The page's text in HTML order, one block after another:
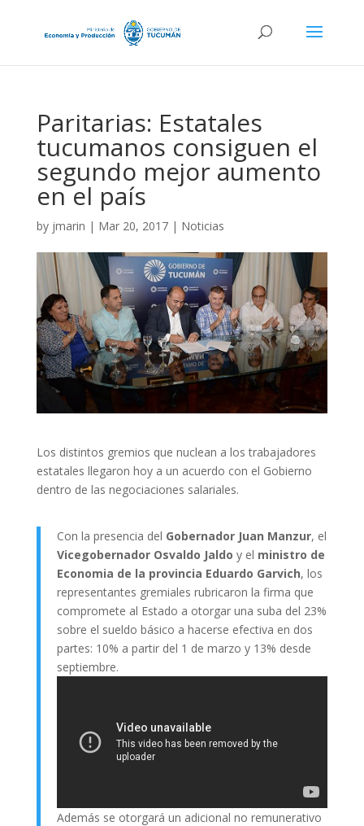
Paritarias: Estatales
tucumanos consiguen el
segundo mejor aumento
en el país
by jmarin | Mar 20, 2017| Noticias
Los distintos gremios que nuclean a los trabajadores
estatales llegaron hoy a un acuerdo con el Gobierno
dentro de las negociaciones salariales.
Con la presencia del Gobernador Juan Manzur, el
Vicegobernador Osvaldo Jaldo y el ministro de
Economia de la provincia Eduardo Garvich, los
representantes gremiales rubricaron la firma que
compromete al Estado a otorgar una suba del 23%
sobre el sueldo básico a hacerse efectiva en dos
partes: 10% a partir del 1 de marzo y 13% desde
septiembre.
Además se otorgará un adicional no remunerativo